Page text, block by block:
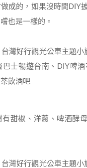
成的，如果沒時間DIY
也是一樣的。
甜椒、洋蔥、啤酒酵